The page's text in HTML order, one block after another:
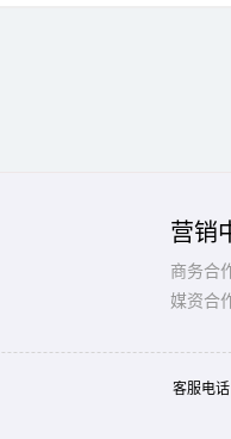
营销
商务合
媒资合
客服电